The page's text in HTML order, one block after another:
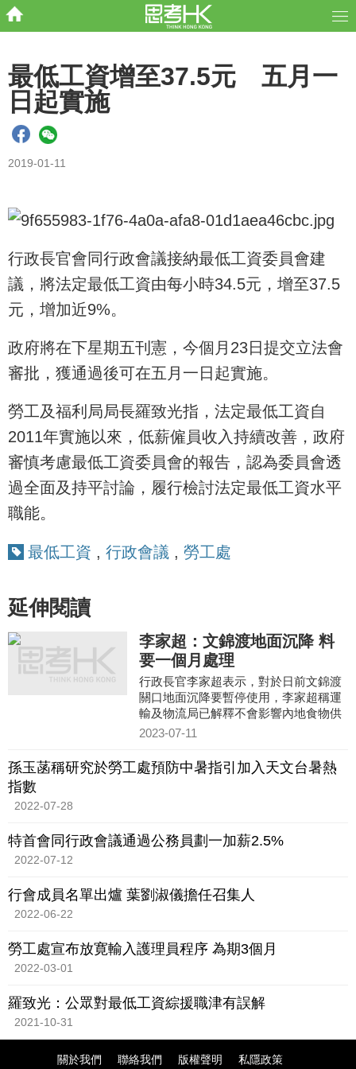
最低工資增至37.5元 五月一
日起實施
2019-01-11
行政長官會同行政會議接納最低工資委員會建
議，將法定最低工資由每小時34.5元，增至37.5
元，增加近9%。
政府將在下星期五刊憲，今個月23日提交立法會
審批，獲通過後可在五月一日起實施。
勞工及福利局局長羅致光指，法定最低工資自
2011年實施以來，低薪僱員收入持續改善，政府
審慎考慮最低工資委員會的報告，認為委員會透
過全面及持平討論，履行檢討法定最低工資水平
職能。
最低工資 , 行政會議 , 勞工處
延伸閱讀
李家超：文錦渡地面沉降 料
要一個月處理
行政長官李家超表示，對於日前文錦渡
關口地面沉降要暫停使用，李家超稱運
輸及物流局已解釋不會影響內地食物供
港，港府希望盡快重開，而內地當局亦
理，有最新消息會第一時間通知市民。
2023-07-11
孫玉菡稱研究於勞工處預防中暑指引加入天文台暑熱
指數
2022-07-28
特首會同行政會議通過公務員劃一加薪2.5%
2022-07-12
行會成員名單出爐 葉劉淑儀擔任召集人
2022-06-22
勞工處宣布放寛輸入護理員程序 為期3個月
2022-03-01
羅致光：公眾對最低工資綜援職津有誤解
2021-10-31
關於我們 聯絡我們 版權聲明 私隱政策